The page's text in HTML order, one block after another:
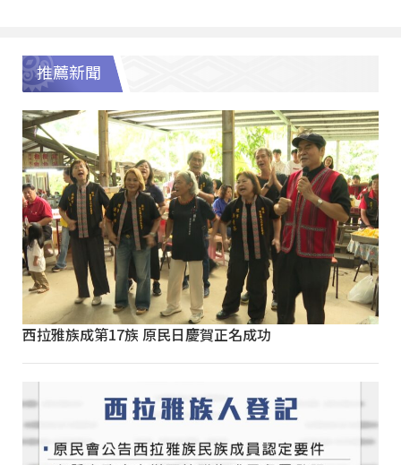
推薦新聞
西拉雅族成第17族 原民日慶賀正名成功